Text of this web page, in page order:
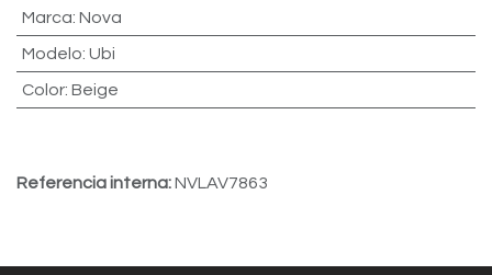
Marca: Nova
Modelo: Ubi
Color: Beige
Referencia interna:NVLAV7863